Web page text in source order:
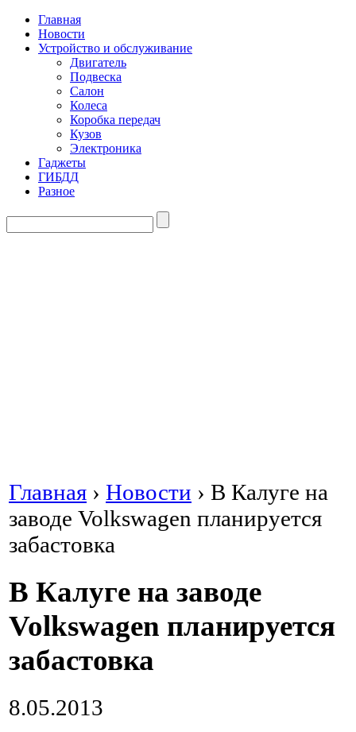
Главная
Новости
Устройство и обслуживание
Двигатель
Подвеска
Салон
Колеса
Коробка передач
Кузов
Электроника
Гаджеты
ГИБДД
Разное
Главная › Новости › В Калуге на
заводе Volkswagen планируется
забастовка
В Калуге на заводе
Volkswagen планируется
забастовка
8.05.2013